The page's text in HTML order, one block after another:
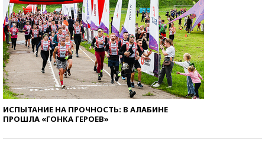
ИСПЫТАНИЕ НА ПРОЧНОСТЬ: В АЛАБИНЕ
ПРОШЛА «ГОНКА ГЕРОЕВ»